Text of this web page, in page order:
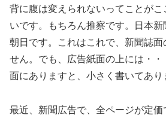
背に腹は変えられないってことが
いです。もちろん推察です。日本
朝日です。これはこれで、新聞誌面
せん。でも、広告紙面の上には・
面にありますと、小さく書いてあり
最近、新聞広告で、全ページが定